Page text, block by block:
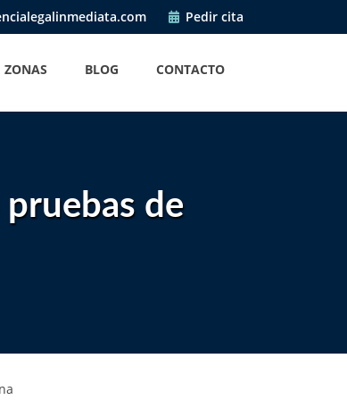
Pedir cita
ZONAS BLOG CONTACTO
de